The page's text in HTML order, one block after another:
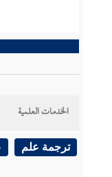
الخدمات العلمية
ترجمة علم